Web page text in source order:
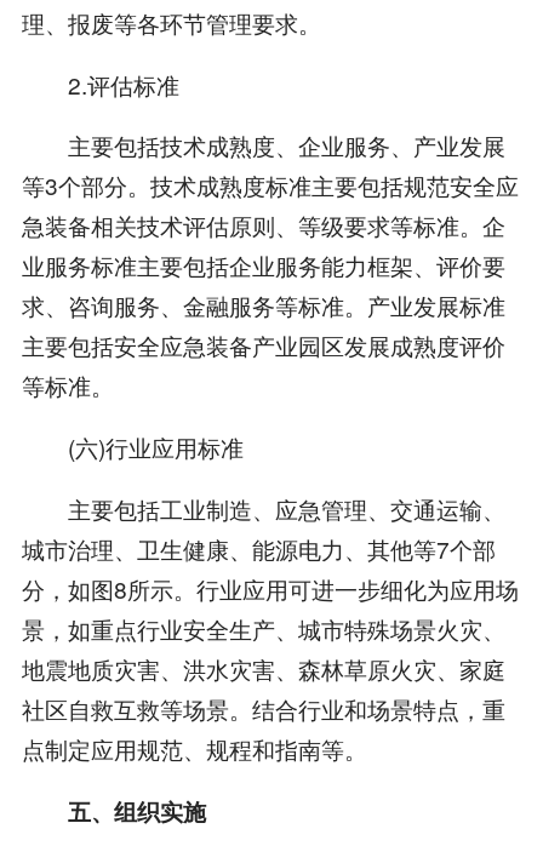
理、报废等各环节管理要求。
2.评估标准
主要包括技术成熟度、企业服务、产业发展
等3个部分。技术成熟度标准主要包括规范安全应
急装备相关技术评估原则、等级要求等标准。企
业服务标准主要包括企业服务能力框架、评价要
求、咨询服务、金融服务等标准。产业发展标准
主要包括安全应急装备产业园区发展成熟度评价
等标准。
(六)行业应用标准
主要包括工业制造、应急管理、交通运输、
城市治理、卫生健康、能源电力、其他等7个部
分，如图8所示。行业应用可进一步细化为应用场
景，如重点行业安全生产、城市特殊场景火灾、
地震地质灾害、洪水灾害、森林草原火灾、家庭
社区自救互救等场景。结合行业和场景特点，重
点制定应用规范、规程和指南等。
五、组织实施